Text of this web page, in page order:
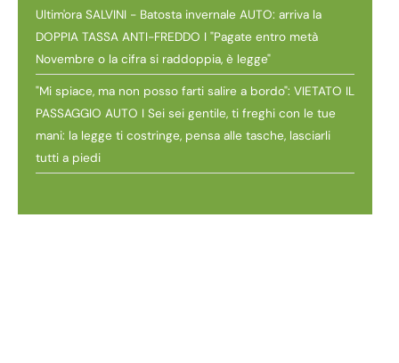
Ultim'ora SALVINI - Batosta invernale AUTO: arriva la
DOPPIA TASSA ANTI-FREDDO I "Pagate entro metà
Novembre o la cifra si raddoppia, è legge"
"Mi spiace, ma non posso farti salire a bordo": VIETATO IL
PASSAGGIO AUTO I Sei sei gentile, ti freghi con le tue
mani: la legge ti costringe, pensa alle tasche, lasciarli
tutti a piedi